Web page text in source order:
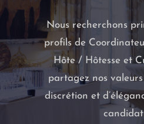
Nous recherchons
profils de
Hôte / Hôtesse et
partagez nos valeurs
discrétion et